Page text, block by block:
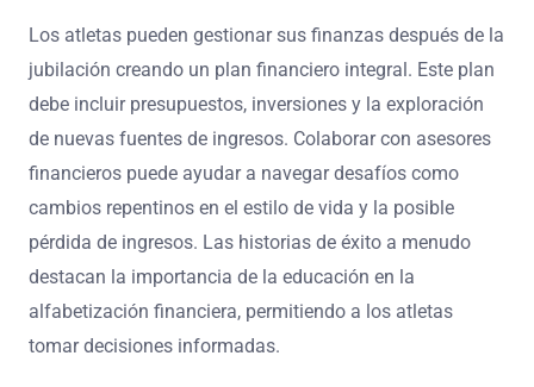
Los atletas pueden gestionar sus finanzas después de la
jubilación creando un plan financiero integral. Este plan
debe incluir presupuestos, inversiones y la exploración
de nuevas fuentes de ingresos. Colaborar con asesores
financieros puede ayudar a navegar desafíos como
cambios repentinos en el estilo de vida y la posible
pérdida de ingresos. Las historias de éxito a menudo
destacan la importancia de la educación en la
alfabetización financiera, permitiendo a los atletas
tomar decisiones informadas.